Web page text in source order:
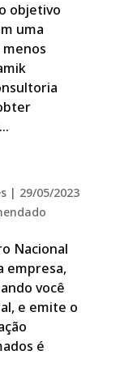
objetivo
uma
| 29/05/2023
Nacional
empresa,
você
e emite o
é